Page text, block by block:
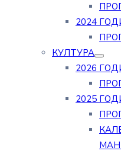
2024
КУЛТУРА
2026
2025